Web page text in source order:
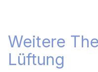
Weitere
Lüftung